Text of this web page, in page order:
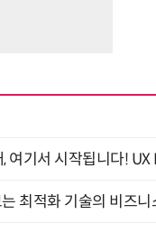
여기서 시작됩니다!
최적화 기술의 비즈